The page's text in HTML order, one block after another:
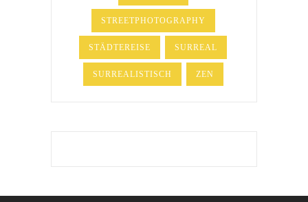
STREETPHOTOGRAPHY
STÄDTEREISE SURREAL
SURREALISTISCH ZEN